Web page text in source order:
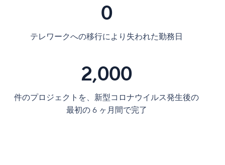
0
テレワークへの移行により失われた勤務日
2,000
件のプロジェクトを、新型コロナウイルス発生後の
最初の 6 ヶ月間で完了